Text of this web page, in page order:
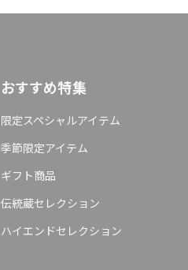
おすすめ特集
限定スペシャルアイテム
季節限定アイテム
ギフト商品
伝統蔵セレクション
ハイエンドセレクション